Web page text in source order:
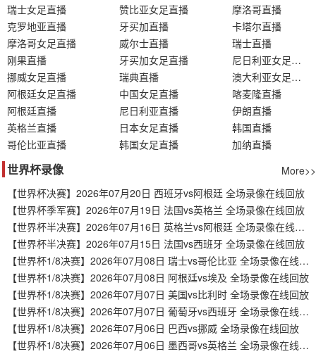
瑞士女足直播
赞比亚女足直播
摩洛哥直播
克罗地亚直播
牙买加直播
卡塔尔直播
摩洛哥女足直播
威尔士直播
瑞士直播
刚果直播
牙买加女足直播
尼日利亚女足直播
挪威女足直播
瑞典直播
澳大利亚女足直播
阿根廷女足直播
中国女足直播
喀麦隆直播
阿根廷直播
尼日利亚直播
伊朗直播
英格兰直播
日本女足直播
韩国直播
哥伦比亚直播
韩国女足直播 加纳直播
世界杯录像
More>>
【世界杯决赛】2026年07月20日 西班牙vs阿根廷 全场录像在线回放
【世界杯季军赛】2026年07月19日 法国vs英格兰 全场录像在线回放
【世界杯半决赛】2026年07月16日 英格兰vs阿根廷 全场录像在线回放
【世界杯半决赛】2026年07月15日 法国vs西班牙 全场录像在线回放
【世界杯1/8决赛】2026年07月08日 瑞士vs哥伦比亚 全场录像在线回放
【世界杯1/8决赛】2026年07月08日 阿根廷vs埃及 全场录像在线回放
【世界杯1/8决赛】2026年07月07日 美国vs比利时 全场录像在线回放
【世界杯1/8决赛】2026年07月07日 葡萄牙vs西班牙 全场录像在线回放
【世界杯1/8决赛】2026年07月06日 巴西vs挪威 全场录像在线回放
【世界杯1/8决赛】2026年07月06日 墨西哥vs英格兰 全场录像在线回放